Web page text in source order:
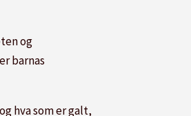
og
barnas
hva som er galt,